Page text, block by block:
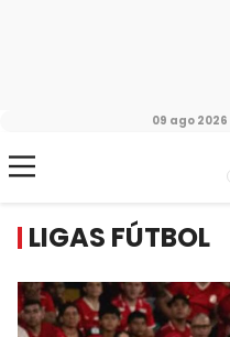
09 ago 2026
LIGAS FÚTBOL